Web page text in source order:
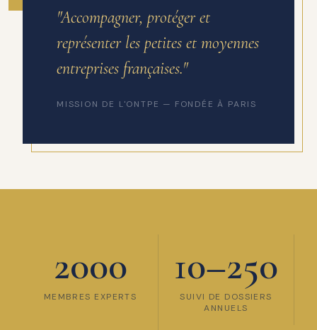
"Accompagner, protéger et
représenter les petites et moyennes
entreprises françaises."
MISSION DE L'ONTPE — FONDÉE À PARIS
2000
MEMBRES EXPERTS
10–250
SUIVI DE DOSSIERS
ANNUELS